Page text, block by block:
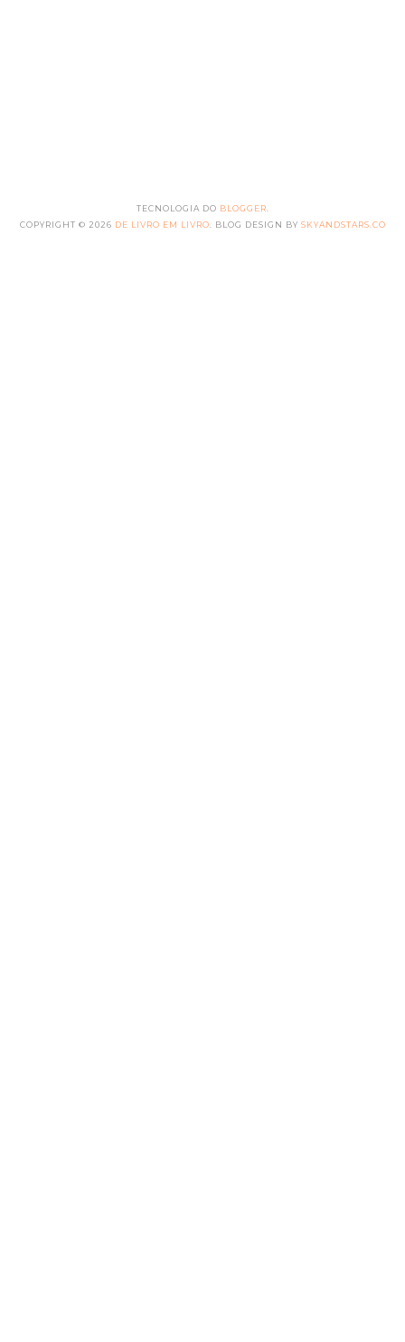
TECNOLOGIA DO BLOGGER
COPYRIGHT © 2026 DE LIVRO EM LIVRO . BLOG DESIGN BY SKYANDSTARS.CO